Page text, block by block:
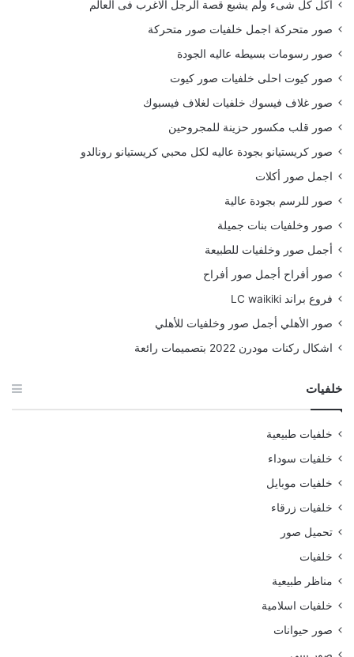
أكل كل شىء ولم يشبع قصة الرجل الاغرب فى العالم
صور متحركة اجمل خلفيات صور متحركة
صور رسومات بسيطه عاليه الجودة
صور كيوت احلى خلفيات صور كيوت
صور غلاف فيسوك خلفيات لغلاف فيسبوك
صور قلب مكسور حزينة للمجروحين
صور كريستيانو بجودة عاليه لكل محبي كريستيانو رونالدو
اجمل صور أكلات
صور للرسم بجودة عالية
صور وخلفيات بنات جميلة
أجمل صور وخلفيات للطبيعة
صور أفراح أجمل صور أفراح
فروع براند LC waikiki
صور الأهلي أجمل صور وخلفيات للأهلي
اشكال ركنات مودرن 2022 بتصميمات رائعة
خلفيات
خلفيات طبيعية
خلفيات سوداء
خلفيات موبايل
خلفيات زرقاء
تحميل صور
خلفيات
مناظر طبيعية
خلفيات اسلامية
صور حيوانات